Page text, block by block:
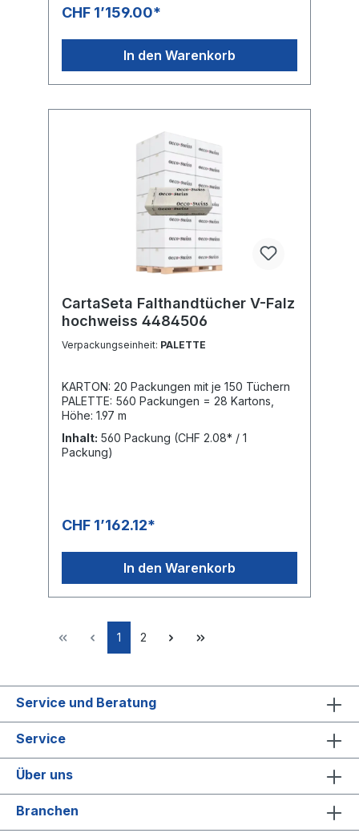
CHF 1’159.00*
In den Warenkorb
CartaSeta Falthandtücher V-Falz
hochweiss 4484506
Verpackungseinheit: PALETTE
KARTON: 20 Packungen mit je 150 Tüchern
PALETTE: 560 Packungen = 28 Kartons,
Höhe: 1.97 m
Inhalt: 560 Packung (CHF 2.08* / 1
Packung)
CHF 1’162.12*
In den Warenkorb
1 2
Service und Beratung
Service
Über uns
Branchen